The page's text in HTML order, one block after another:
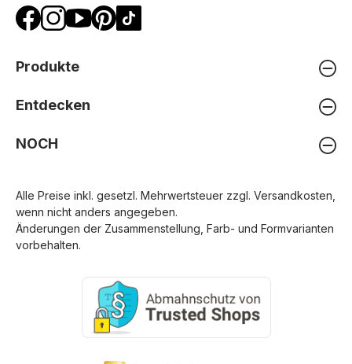
Produkte
Entdecken
NOCH
Alle Preise inkl. gesetzl. Mehrwertsteuer zzgl. Versandkosten
wenn nicht anders angegeben.
Änderungen der Zusammenstellung, Farb- und Formvarianten
vorbehalten.